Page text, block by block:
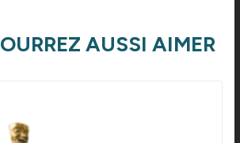
AUSSI AIMER